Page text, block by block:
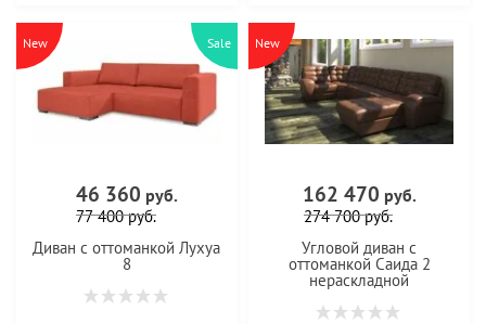
New Sale
46 360 руб.
77 400руб.
Диван с оттоманкой Лухуа
8
New
162 470 руб.
274 700руб.
Угловой диван с
оттоманкой Саида 2
нераскладной